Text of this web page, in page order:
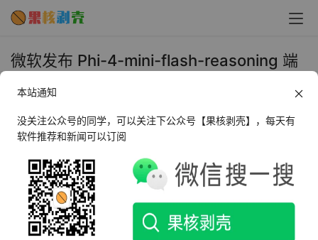
微软发布 Phi-4-mini-flash-reasoning 端
果核剥壳
2025年7月11日 上午11:56
AI摘要
此内容由AI根据文章内容自动生成，并已由人工审核
本站通知
没关注公众号的同学，可以关注下公众号【果核剥壳】，每天有
软件推荐和新闻可以订阅